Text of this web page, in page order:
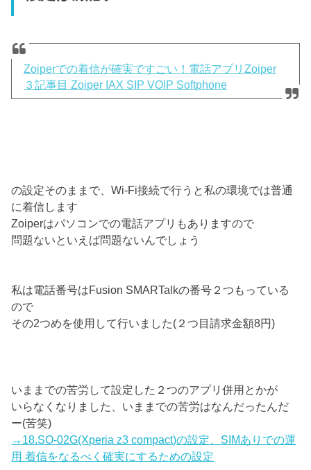
Zoiperでの着信が確実ですごい！電話アプリZoiper
３記事目 Zoiper IAX SIP VOIP Softphone
の設定そのままで、Wi-Fi接続で行うと私の環境では普通
に着信します
Zoiperはパソコンでの電話アプリもありますので
問題ないといえば問題ないんでしょう
私は電話番号はFusion SMARTalkの番号２つもっている
ので
その2つめを使用して行いました(２つ目請求金額8円)
いままでの苦労して設定した２つのアプリ併用とかが
いらなくなりました、いままでの苦労はなんだったんだ
ー(苦笑)
→18.SO-02G(Xperia z3 compact)の設定、SIMありでの運
用 着信をなるべく確実にするための設定